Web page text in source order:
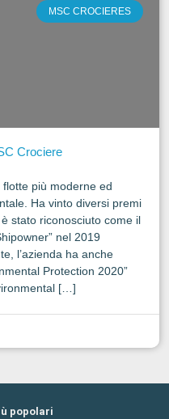
MSC CROCIERES
Crociere
più moderne ed
Ha vinto diversi premi
stato riconosciuto come il
nel 2019
l’azienda ha anche
Protection 2020”
[…]
popolari